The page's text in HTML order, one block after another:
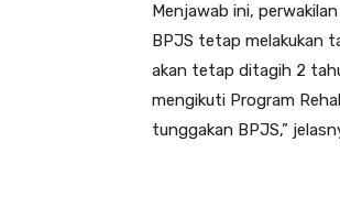
Menjawab ini,
BPJS tetap melakukan
akan tetap ditagih 2
mengikuti Program
tunggakan BPJS,”